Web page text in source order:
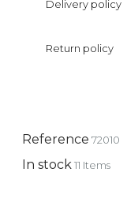
Delivery policy
Return policy
Reference 72010
In stock11 Items